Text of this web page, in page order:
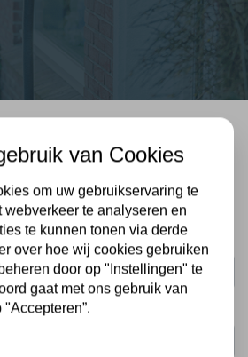
van Cookies
om uw gebruikservaring te
webverkeer te analyseren en
te kunnen tonen via derde
over hoe wij cookies gebruiken
door op "Instellingen" te
gaat met ons gebruik van